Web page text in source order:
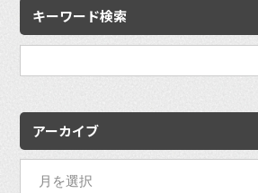
キーワード検索
アーカイブ